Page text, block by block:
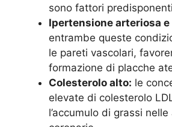
sono fattori
Ipertensione arteriosa
entrambe queste
le pareti vascolari,
formazione di placche
Colesterolo alto: le
elevate di colesterolo
l’accumulo di grassi